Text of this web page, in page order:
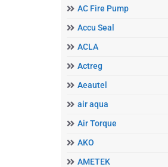
AC Fire Pump
Accu Seal
ACLA
Actreg
Aeautel
air aqua
Air Torque
AKO
AMETEK